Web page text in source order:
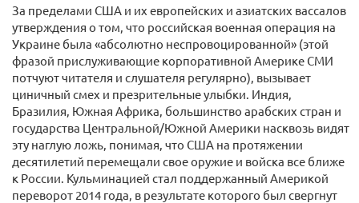
За пределами США и их европейских и азиатских вассалов
утверждения о том, что российская военная операция на
Украине была «абсолютно неспровоцированной» (этой
фразой прислуживающие корпоративной Америке СМИ
потчуют читателя и слушателя регулярно), вызывает
циничный смех и презрительные улыбки. Индия,
Бразилия, Южная Африка, большинство арабских стран и
государства Центральной/Южной Америки насквозь видят
эту наглую ложь, понимая, что США на протяжении
десятилетий перемещали свое оружие и войска все ближе
к России. Кульминацией стал поддержанный Америкой
переворот 2014 года, в результате которого был свергнут